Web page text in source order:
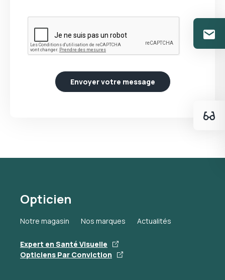
Envoyer votre message
Opticien
Notre magasin Nos marques Actualités
Expert en Santé Visuelle
Opticiens Par Conviction